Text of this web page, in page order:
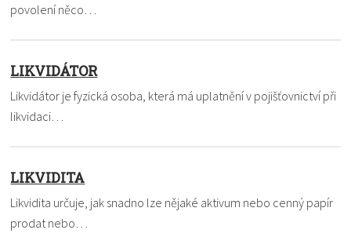
povolení něco…
LIKVIDÁTOR
Likvidátor je fyzická osoba, která má uplatnění v pojišťovnictví při
likvidaci…
LIKVIDITA
Likvidita určuje, jak snadno lze nějaké aktivum nebo cenný papír
prodat nebo…